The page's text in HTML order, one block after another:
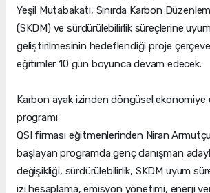
Yeşil Mutabakatı, Sınırda Karbon
(SKDM) ve sürdürülebilirlik süreçlerine
geliştirilmesinin hedeflendiği proje
eğitimler 10 gün boyunca devam edecek.
Karbon ayak izinden döngüsel
programı
QSI firması eğitmenlerinden Niran
başlayan programda genç danışman
değişikliği, sürdürülebilirlik, SKDM uyum
izi hesaplama, emisyon yönetimi, enerji